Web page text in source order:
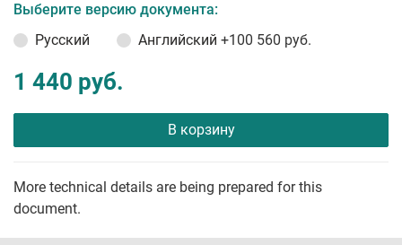
Выберите версию документа:
Русский
Английский +100 560 руб.
1 440 руб.
В корзину
More technical details are being prepared for this
document.